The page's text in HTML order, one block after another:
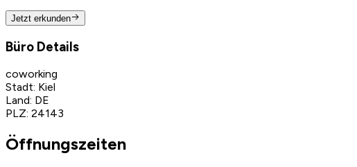
Jetzt erkunden
Büro Details
coworking
Stadt: Kiel
Land: DE
PLZ: 24143
Öffnungszeiten